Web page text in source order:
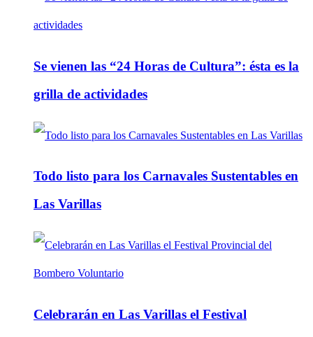
Se vienen las “24 Horas de Cultura”: ésta es la
grilla de actividades
Todo listo para los Carnavales Sustentables en
Las Varillas
Celebrarán en Las Varillas el Festival